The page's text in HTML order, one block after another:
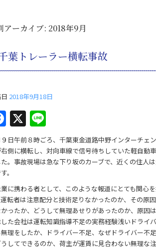
アーカイブ: 2018年9月
葉トレーラー横転事故
2018年9月18日
F
a
c
e
b
o
o
k
X
n
e
日午前８時ごろ、千葉東金道路中野インターチェ
側に横転し、対向車線で信号待ちしていた軽自動
た。事故現場は急な下り坂のカーブで、近くの住人
。
に携わる者として、このような報道にとても関心
運転者は注意配分と技術足りなかったのか、その原
かったか、どうして無理あせりがあったのか、原因
た会社は運転知識指導不足の実務経験浅いドライ
無理をしたか、ドライバー不足、なぜドライバー不
してできるのか、荷主が運賃に見合わない無理な